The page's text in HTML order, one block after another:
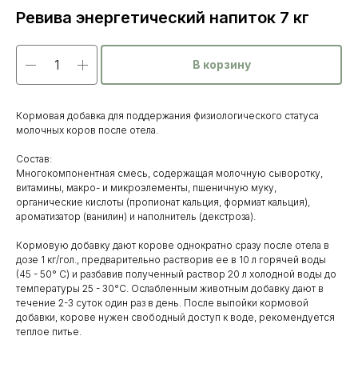
Ревива энергетический напиток 7 кг
В корзину
Кормовая добавка для поддержания физиологического статуса
молочных коров после отела.
Состав:
Многокомпонентная смесь, содержащая молочную сыворотку,
витамины, макро- и микроэлементы, пшеничную муку,
органические кислоты (пропионат кальция, формиат кальция),
ароматизатор (ванилин) и наполнитель (декстроза).
Кормовую добавку дают корове однократно сразу после отела в
дозе 1 кг/гол., предварительно растворив ее в 10 л горячей воды
(45 - 50° С) и разбавив полученный раствор 20 л холодной воды до
температуры 25 - 30°С. Ослабленным животным добавку дают в
течение 2-3 суток один раз в день. После выпойки кормовой
добавки, корове нужен свободный доступ к воде, рекомендуется
теплое питье.
Каталог
товаров
Ветеринарные препараты
Корма, кормовые добавки
Гигиенические средства